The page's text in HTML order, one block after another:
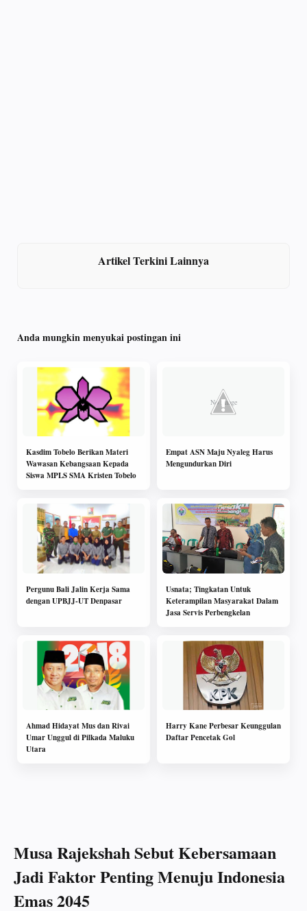
Artikel Terkini Lainnya
Anda mungkin menyukai postingan ini
Kasdim Tobelo Berikan Materi
Wawasan Kebangsaan Kepada
Siswa MPLS SMA Kristen Tobelo
Empat ASN Maju Nyaleg Harus
Mengundurkan Diri
Pergunu Bali Jalin Kerja Sama
dengan UPBJJ-UT Denpasar
Usnata; Tingkatan Untuk
Keterampilan Masyarakat Dalam
Jasa Servis Perbengkelan
Ahmad Hidayat Mus dan Rivai
Umar Unggul di Pilkada Maluku
Utara
Harry Kane Perbesar Keunggulan
Daftar Pencetak Gol
Musa Rajekshah Sebut Kebersamaan
Jadi Faktor Penting Menuju Indonesia
Emas 2045